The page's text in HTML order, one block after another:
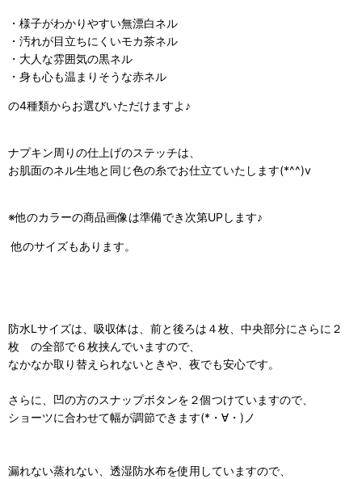
・様子がわかりやすい無漂白ネル
・汚れが目立ちにくいモカ茶ネル
・大人な雰囲気の黒ネル
・身も心も温まりそうな赤ネル
の4種類からお選びいただけますよ♪
ナプキン周りの仕上げのステッチは、
お肌面のネル生地と同じ色の糸でお仕立ていたします(*^^)v
※他のカラーの商品画像は準備でき次第UPします♪
他のサイズもあります。
防水Lサイズは、吸収体は、前と後ろは４枚、中央部分にさらに２
枚 の全部で６枚挟んでいますので、
なかなか取り替えられないときや、夜でも安心です。
さらに、凹の方のスナップボタンを２個つけていますので、
ショーツに合わせて幅が調節できます(*・∀・)ノ
漏れない蒸れない、透湿防水布を使用していますので、